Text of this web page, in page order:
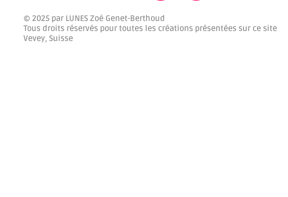
© 2025 par LUNES Zoé Genet-Berthoud
Tous droits réservés pour toutes les créations présentées sur ce site
Vevey, Suisse